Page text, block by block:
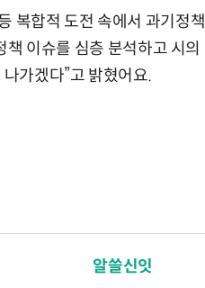
복합적 도전 속에서 과기정책
이슈를 심층 분석하고 시의
가겠다”고 밝혔어요.
알쓸신잇